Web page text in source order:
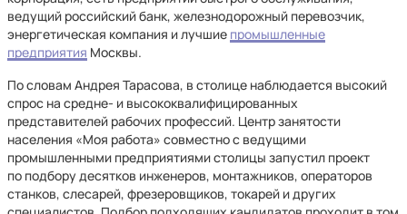
ведущий российский банк, железнодорожный перевозчик,
энергетическая компания и лучшие промышленные
предприятия Москвы.
По словам Андрея Тарасова, в столице наблюдается высокий
спрос на средне- и высококвалифицированных
представителей рабочих профессий. Центр занятости
населения «Моя работа» совместно с ведущими
промышленными предприятиями столицы запустил проект
по подбору десятков инженеров, монтажников, операторов
станков, слесарей, фрезеровщиков, токарей и других